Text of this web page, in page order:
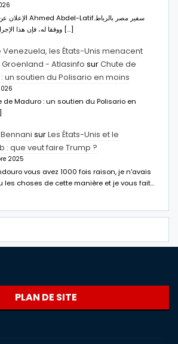
ووفقا له، فإن هذا الإجراء يهدف إلى […]
Venezuela, les États-Unis menacent
- Atlasinfo surChute de
un soutien du Polisario en moins
de Maduro : un soutien du Polisario en
surLes États-Unis et le
: que veut faire Trump ?
2025
vous avez 1000 fois raison, je n'avais
les choses de cette manière et je vous fait…
PLAN DE SITE